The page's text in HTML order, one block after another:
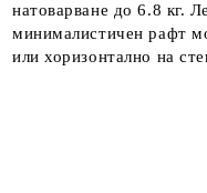
натоварване до 6.8 кг.
минималистичен рафт
или хоризонтално на